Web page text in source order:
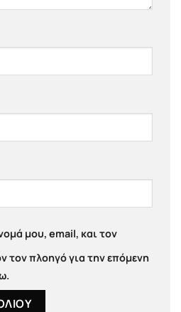
μου, email, και τον
τον πλοηγό για την επόμενη